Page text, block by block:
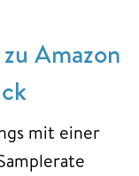
Amazon
mit einer